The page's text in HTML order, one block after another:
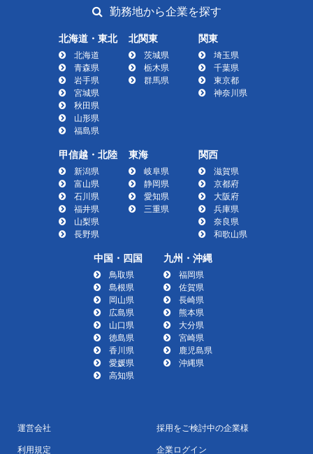
勤務地から企業を探す
北海道・東北
北海道
青森県
岩手県
宮城県
秋田県
山形県
福島県
北関東
茨城県
栃木県
群馬県
関東
埼玉県
千葉県
東京都
神奈川県
甲信越・北陸
新潟県
富山県
石川県
福井県
山梨県
長野県
東海
岐阜県
静岡県
愛知県
三重県
関西
滋賀県
京都府
大阪府
兵庫県
奈良県
和歌山県
中国・四国
鳥取県
島根県
岡山県
広島県
山口県
徳島県
香川県
愛媛県
高知県
九州・沖縄
福岡県
佐賀県
長崎県
熊本県
大分県
宮崎県
鹿児島県
沖縄県
運営会社
利用規定
採用をご検討中の企業様
企業ログイン